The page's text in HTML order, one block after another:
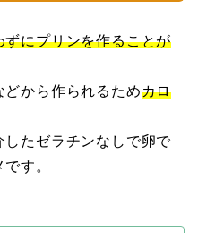
にプリンを作ることが
どから作られるためカロ
たゼラチンなしで卵で
す。